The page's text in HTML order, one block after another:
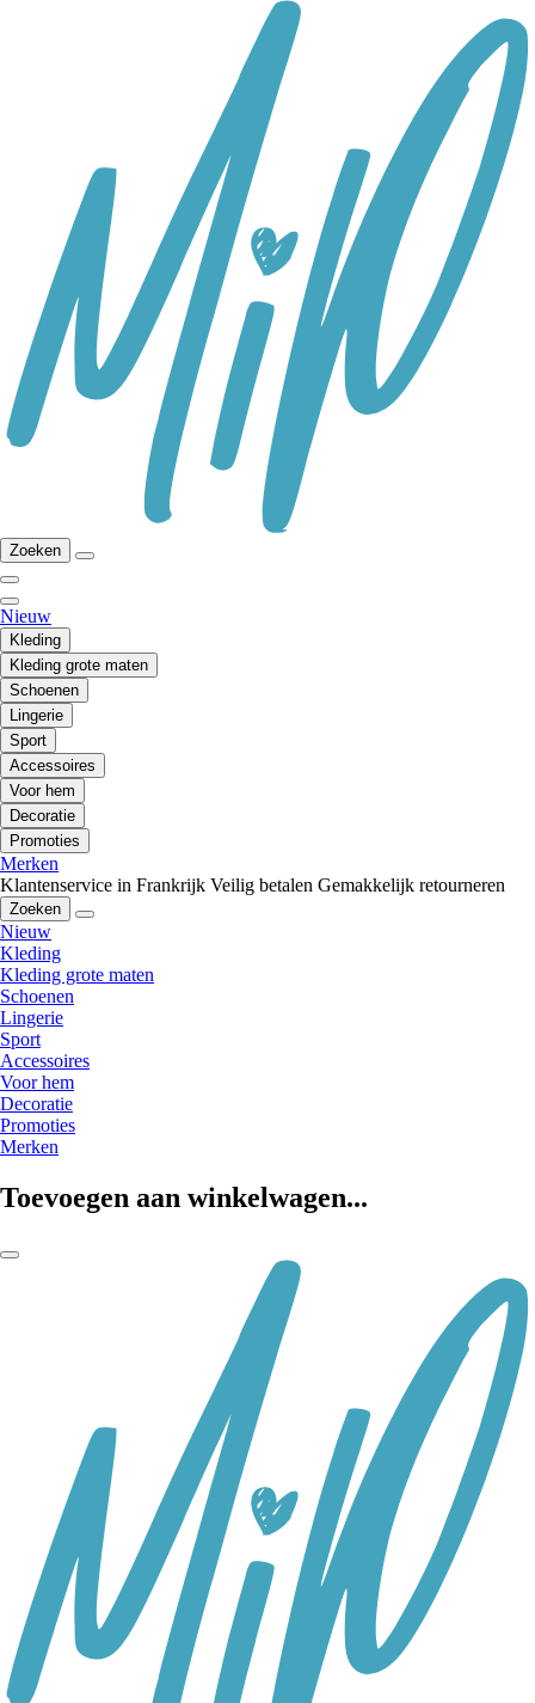
Zoeken
Nieuw
Kleding
Kleding grote maten
Schoenen
Lingerie
Sport
Accessoires
Voor hem
Decoratie
Promoties
Merken
Klantenservice in Frankrijk Veilig betalen Gemakkelijk retourneren
Zoeken
Nieuw
Kleding
Kleding grote maten
Schoenen
Lingerie
Sport
Accessoires
Voor hem
Decoratie
Promoties
Merken
Toevoegen aan winkelwagen...